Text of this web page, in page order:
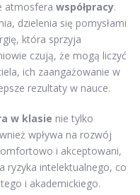
atmosfera współpracy.
dzielenia się pomysłami
która sprzyja
czują, że mogą liczyć
ich zaangażowanie w
rezultaty w nauce.
w klasie nie tylko
wpływa na rozwój
i akceptowani,
ryzyka intelektualnego, co
i akademickiego.